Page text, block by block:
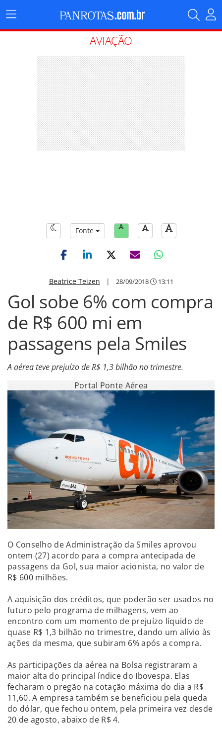
Menu
Principal
AVIAÇÃO
Fonte
Beatrice Teizen | 28/09/2018 13:11
Gol sobe 6% com compra
de R$ 600 mi em
passagens pela Smiles
A aérea teve prejuízo de R$ 1,3 bilhão no trimestre.
Portal Ponte Aérea
O Conselho de Administração da Smiles aprovou
ontem (27) acordo para a compra antecipada de
passagens da Gol, sua maior acionista, no valor de
R$ 600 milhões.
A aquisição dos créditos, que poderão ser usados no
futuro pelo programa de milhagens, vem ao
encontro com um momento de prejuízo líquido de
quase R$ 1,3 bilhão no trimestre, dando um alívio às
ações da mesma, que subiram 6% após a compra.
As participações da aérea na Bolsa registraram a
maior alta do principal índice do Ibovespa. Elas
fecharam o pregão na cotação máxima do dia a R$
11,60. A empresa também se beneficiou pela queda
do dólar, que fechou ontem, pela primeira vez desde
20 de agosto, abaixo de R$ 4.